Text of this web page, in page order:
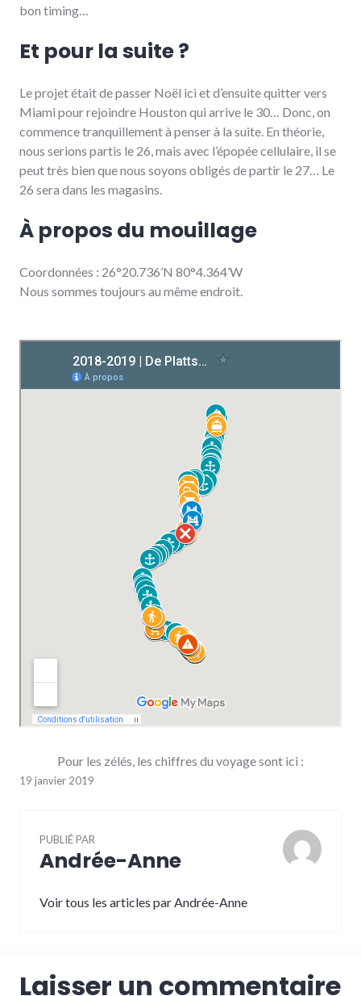
bon timing…
Et pour la suite ?
Le projet était de passer Noël ici et d’ensuite quitter vers
Miami pour rejoindre Houston qui arrive le 30… Donc, on
commence tranquillement à penser à la suite. En théorie,
nous serions partis le 26, mais avec l’épopée cellulaire, il se
peut très bien que nous soyons obligés de partir le 27… Le
26 sera dans les magasins.
À propos du mouillage
Coordonnées : 26°20.736’N 80°4.364’W
Nous sommes toujours au même endroit.
Pour les zélés, les chiffres du voyage sont ici :
19 janvier 2019
PUBLIÉ PAR
Andrée-Anne
Voir tous les articles par Andrée-Anne
Laisser un commentaire